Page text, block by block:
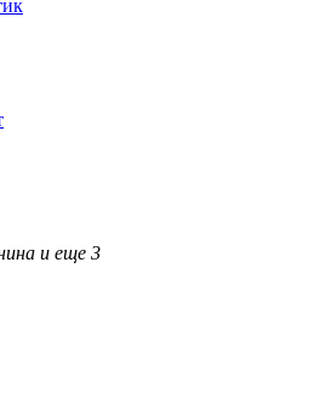
и еще 3